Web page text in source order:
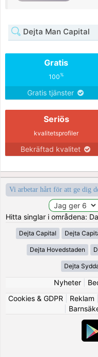
Dejta Man Capital
Gratis
100%
Gratis tjänster
Seriös
kvalitetsprofiler
Bekräftad kvalitet
Vi arbetar hårt för att ge dig
Hitta singlar i områdena:
Dejta Capital Dejta
Dejta Hovedstaden
Dejta
Nyheter|
Cookies & GDPR
Reklam